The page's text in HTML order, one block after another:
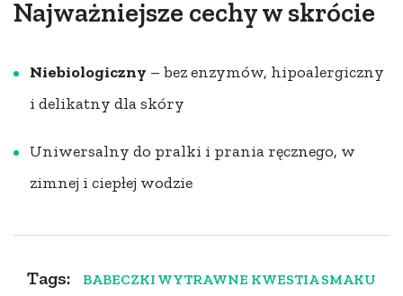
Najważniejsze cechy w skrócie
Niebiologiczny – bez enzymów, hipoalergiczny
i delikatny dla skóry
Uniwersalny do pralki i prania ręcznego, w
zimnej i ciepłej wodzie
Tags:
BABECZKI WYTRAWNE KWESTIA SMAKU